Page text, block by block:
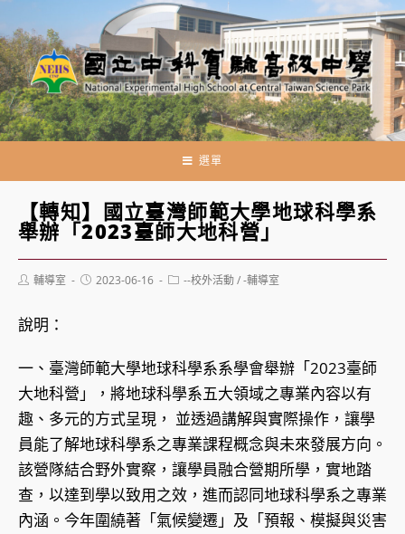
轉
至
主
要
內
選單
【轉知】國立臺灣師範大學地球科學系
舉辦「2023臺師大地科營」
Post輔導室
Post2023-06-16
Post--校外活動/-輔導室
說明：
一、臺灣師範大學地球科學系系學會舉辦「2023臺師
大地科營」，將地球科學系五大領域之專業內容以有
趣、多元的方式呈現， 並透過講解與實際操作，讓學
員能了解地球科學系之專業課程概念與未來發展方向。
該營隊結合野外實察，讓學員融合營期所學，實地踏
查，以達到學以致用之效，進而認同地球科學系之專業
內涵。今年圍繞著「氣候變遷」及「預報、模擬與災害